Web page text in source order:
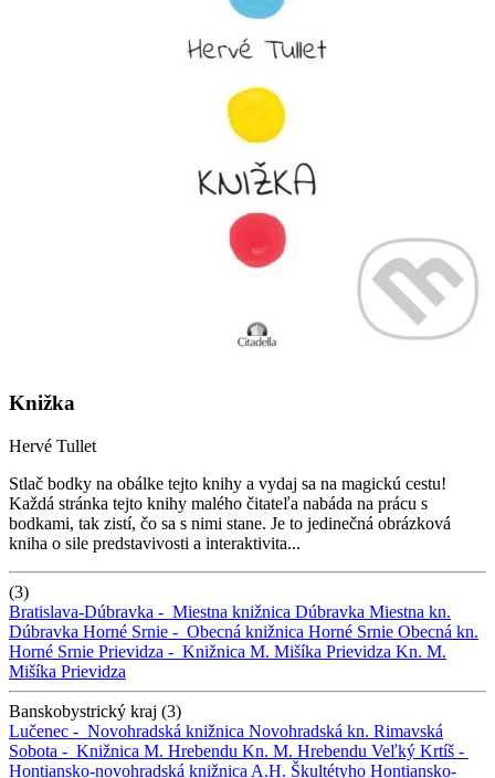
Knižka
Hervé Tullet
Stlač bodky na obálke tejto knihy a vydaj sa na magickú cestu!
Každá stránka tejto knihy malého čitateľa nabáda na prácu s
bodkami, tak zistí, čo sa s nimi stane. Je to jedinečná obrázková
kniha o sile predstavivosti a interaktivita...
(3)
Bratislava-Dúbravka - Miestna knižnica Dúbravka Miestna kn.
Dúbravka Horné Srnie - Obecná knižnica Horné Srnie Obecná kn.
Horné Srnie Prievidza - Knižnica M. Mišíka Prievidza Kn. M.
Mišíka Prievidza
Banskobystrický kraj (3)
Lučenec - Novohradská knižnica Novohradská kn. Rimavská
Sobota - Knižnica M. Hrebendu Kn. M. Hrebendu Veľký Krtíš -
Hontiansko-novohradská knižnica A.H. Škultétyho Hontiansko-